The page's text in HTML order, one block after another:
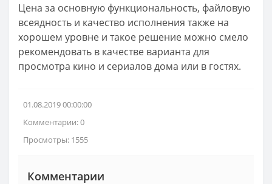
Цена за основную функциональность, файловую
всеядность и качество исполнения также на
хорошем уровне и такое решение можно смело
рекомендовать в качестве варианта для
просмотра кино и сериалов дома или в гостях.
01.08.2019 00:00:00
Комментарии: 0
Просмотры: 1555
Комментарии